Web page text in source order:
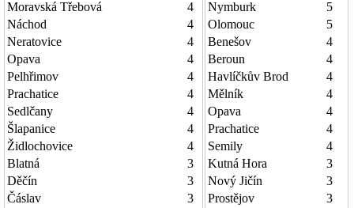
Moravská Třebová
4
Náchod
4
Neratovice
4
Opava
4
Pelhřimov
4
Prachatice
4
Sedlčany
4
Šlapanice
4
Židlochovice
4
Blatná
3
Děčín
3
Čáslav
3
Nymburk
5
Olomouc
5
Benešov
4
Beroun
4
Havlíčkův Brod
4
Mělník
4
Opava
4
Prachatice
4
Semily
4
Kutná Hora
3
Nový Jičín
3
Prostějov
3